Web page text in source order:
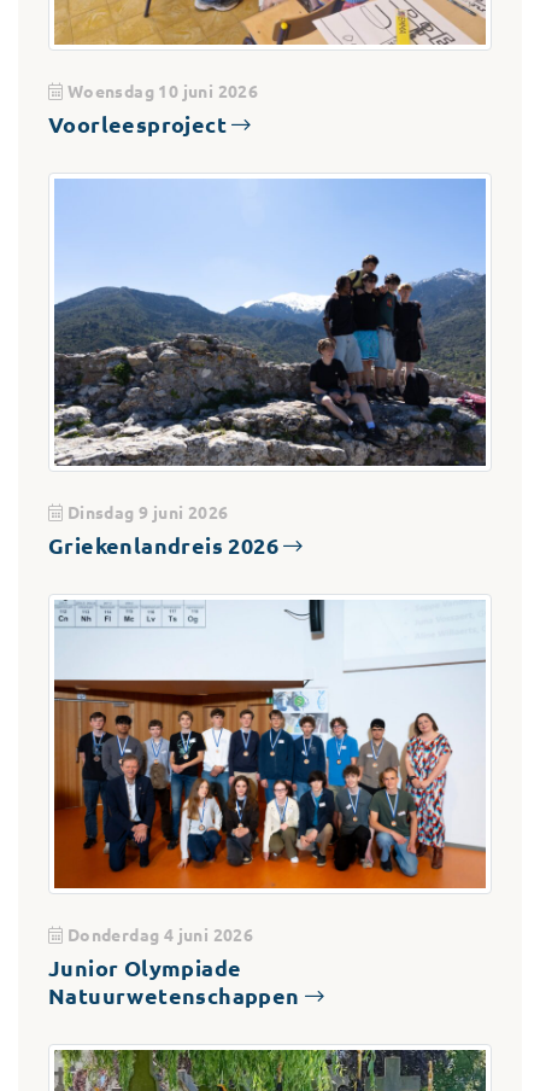
Woensdag 10 juni 2026
Voorleesproject
Dinsdag 9 juni 2026
Griekenlandreis 2026
Donderdag 4 juni 2026
Junior Olympiade
Natuurwetenschappen